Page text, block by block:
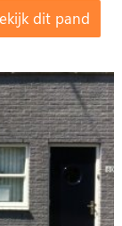
dit pand